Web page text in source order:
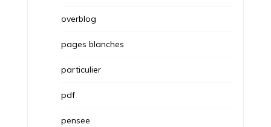
overblog
pages blanches
particulier
pdf
pensee